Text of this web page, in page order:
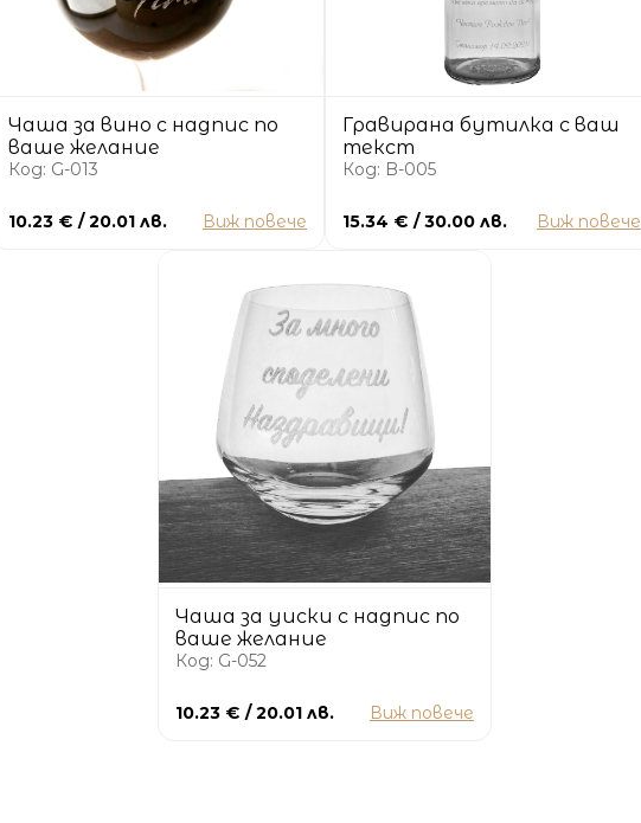
Чаша за вино с надпис по
ваше желание
Код: G-013
10.23 € / 20.01 лв. Виж повече
Гравирана бутилка с ваш
текст
Код: B-005
15.34 € / 30.00 лв. Виж повече
Чаша за уиски с надпис по
ваше желание
Код: G-052
10.23 € / 20.01 лв. Виж повече